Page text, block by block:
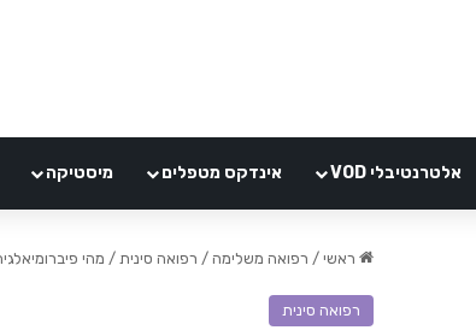
אלטרנטיבלי VOD אינדקס מטפלים מיסטיקה
ראשי / רפואה משלימה / רפואה סינית / מהי
רפואה סינית